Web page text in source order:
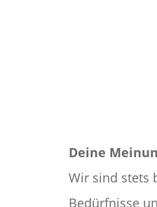
Deine
Wir sind stets
Bedürfnisse